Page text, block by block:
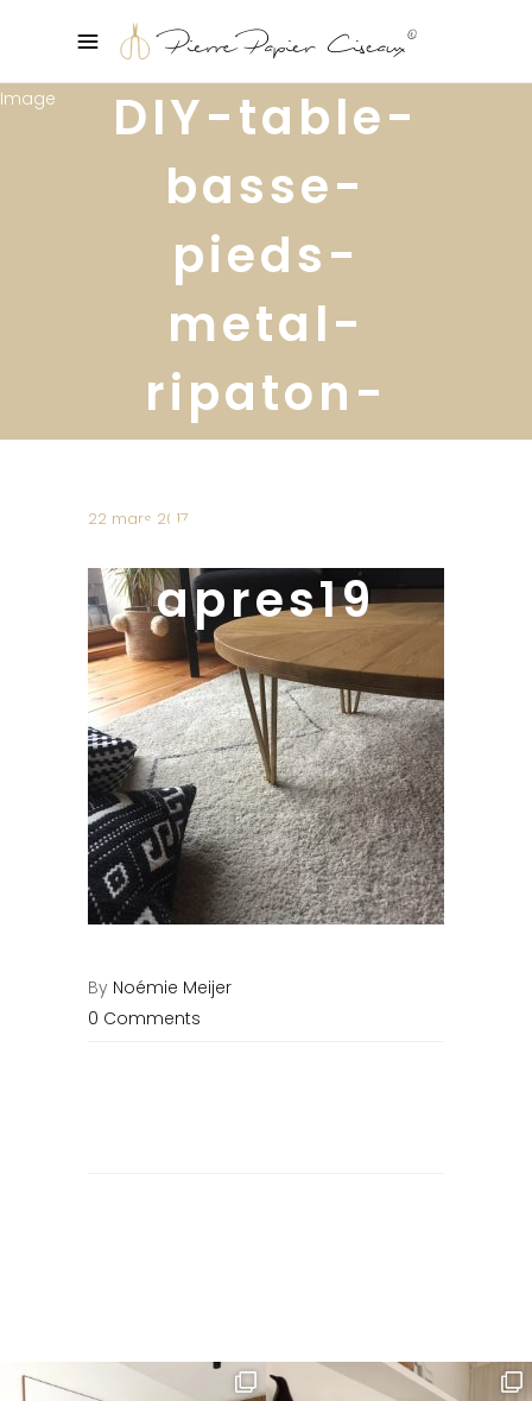
DIY-table-
basse-
pieds-
metal-
ripaton-
hairpin-
chevron-
apres19
22 mars 2017
By Noémie Meijer
0 Comments